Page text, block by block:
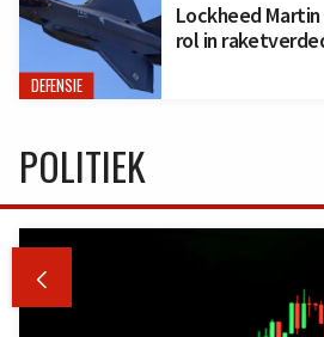
DEFENSIE
Lockheed
rol in
POLITIEK
